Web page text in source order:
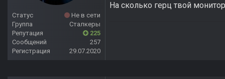
Статус
Не в сети
Группа
Сталкеры
Репутация
225
Сообщений
257
Регистрация
29.07.2020
На сколько герц твой